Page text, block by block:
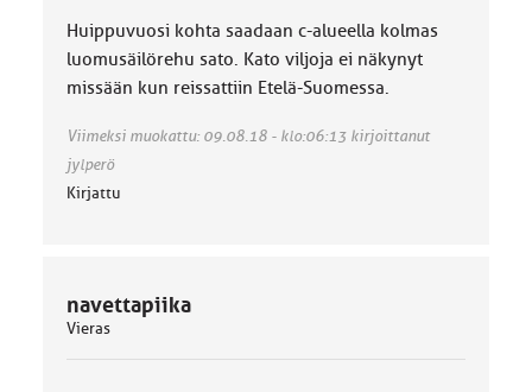
k
k
a
Huippuvuosi kohta saadaan c-alueella kolmas
luomusäilörehu sato. Kato viljoja ei näkynyt
missään kun reissattiin Etelä-Suomessa.
Viimeksi muokattu: 09.08.18 - klo:06:13 kirjoittanut
jylperö
Kirjattu
navettapiika
Vieras